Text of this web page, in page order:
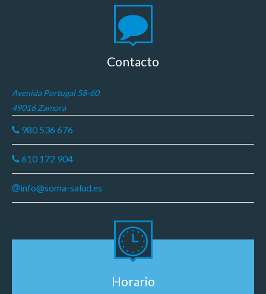
Contacto
Avenida Portugal 58-60
49016 Zamora
980 536 676
610 172 904
info@soma-salud.es
Horario